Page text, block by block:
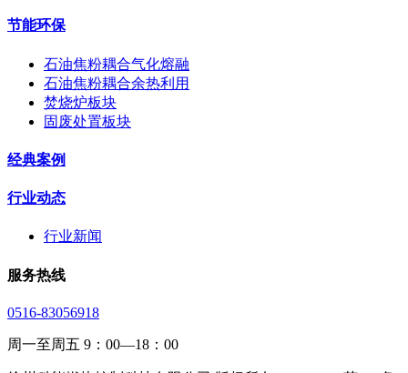
节能环保
石油焦粉耦合气化熔融
石油焦粉耦合余热利用
焚烧炉板块
固废处置板块
经典案例
行业动态
行业新闻
服务热线
0516-83056918
周一至周五 9：00—18：00